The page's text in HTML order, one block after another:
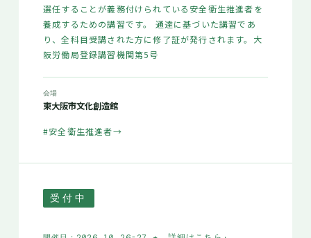
選任することが義務付けられている安全衛生推進者を
養成するための講習です。 通達に基づいた講習であ
り、全科目受講された方に修了証が発行されます。大
阪労働局登録講習機関第5号
会場
東大阪市文化創造館
#安全衛生推進者→
受付中